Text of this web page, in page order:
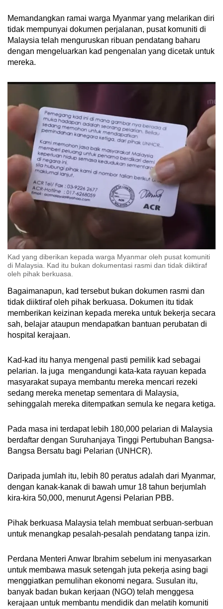
Memandangkan ramai warga Myanmar yang melarikan diri
tidak mempunyai dokumen perjalanan, pusat komuniti di
Malaysia telah menguruskan ribuan pendatang baharu
dengan mengeluarkan kad pengenalan yang dicetak untuk
mereka.
Kad yang diberikan kepada warga Myanmar oleh pusat komuniti
di Malaysia. Kad itu bukan dokumentasi rasmi dan tidak diiktiraf
oleh pihak berkuasa.
Bagaimanapun, kad tersebut bukan dokumen rasmi dan
tidak diiktiraf oleh pihak berkuasa. Dokumen itu tidak
memberikan keizinan kepada mereka untuk bekerja secara
sah, belajar ataupun mendapatkan bantuan perubatan di
hospital kerajaan.
Kad-kad itu hanya mengenal pasti pemilik kad sebagai
pelarian. Ia juga mengandungi kata-kata rayuan kepada
masyarakat supaya membantu mereka mencari rezeki
sedang mereka menetap sementara di Malaysia,
sehinggalah mereka ditempatkan semula ke negara ketiga.
Pada masa ini terdapat lebih 180,000 pelarian di Malaysia
berdaftar dengan Suruhanjaya Tinggi Pertubuhan Bangsa-
Bangsa Bersatu bagi Pelarian (UNHCR).
Daripada jumlah itu, lebih 80 peratus adalah dari Myanmar,
dengan kanak-kanak di bawah umur 18 tahun berjumlah
kira-kira 50,000, menurut Agensi Pelarian PBB.
Pihak berkuasa Malaysia telah membuat serbuan-serbuan
untuk menangkap pesalah-pesalah pendatang tanpa izin.
Perdana Menteri Anwar Ibrahim sebelum ini menyasarkan
untuk membawa masuk setengah juta pekerja asing bagi
menggiatkan pemulihan ekonomi negara. Susulan itu,
banyak badan bukan kerjaan (NGO) telah menggesa
kerajaan untuk membantu mendidik dan melatih komuniti